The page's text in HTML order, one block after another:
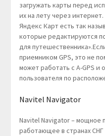
загружать карты перед
их на лету через
Яндекс Карт есть так
которые редактируются
для
приемником GPS, это не
может работать с A-GPS
пользователя по
Navitel Navigator
Navitel Navigator – мощное
работающее в странах